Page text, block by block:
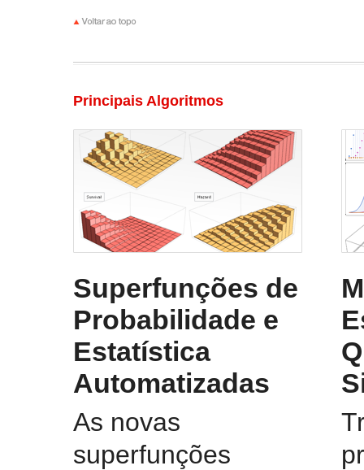
Principais Algoritmos
Superfunções de
Probabilidade e
Estatística
Automatizadas
As novas
superfunções